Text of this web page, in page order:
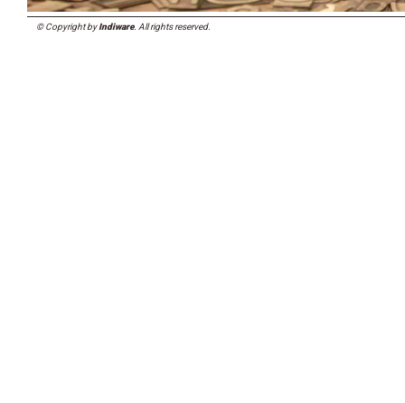
© Copyright byIndiware. All rights reserved.